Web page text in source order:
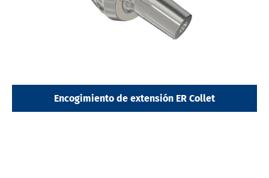
Encogimiento de extensión ER Collet